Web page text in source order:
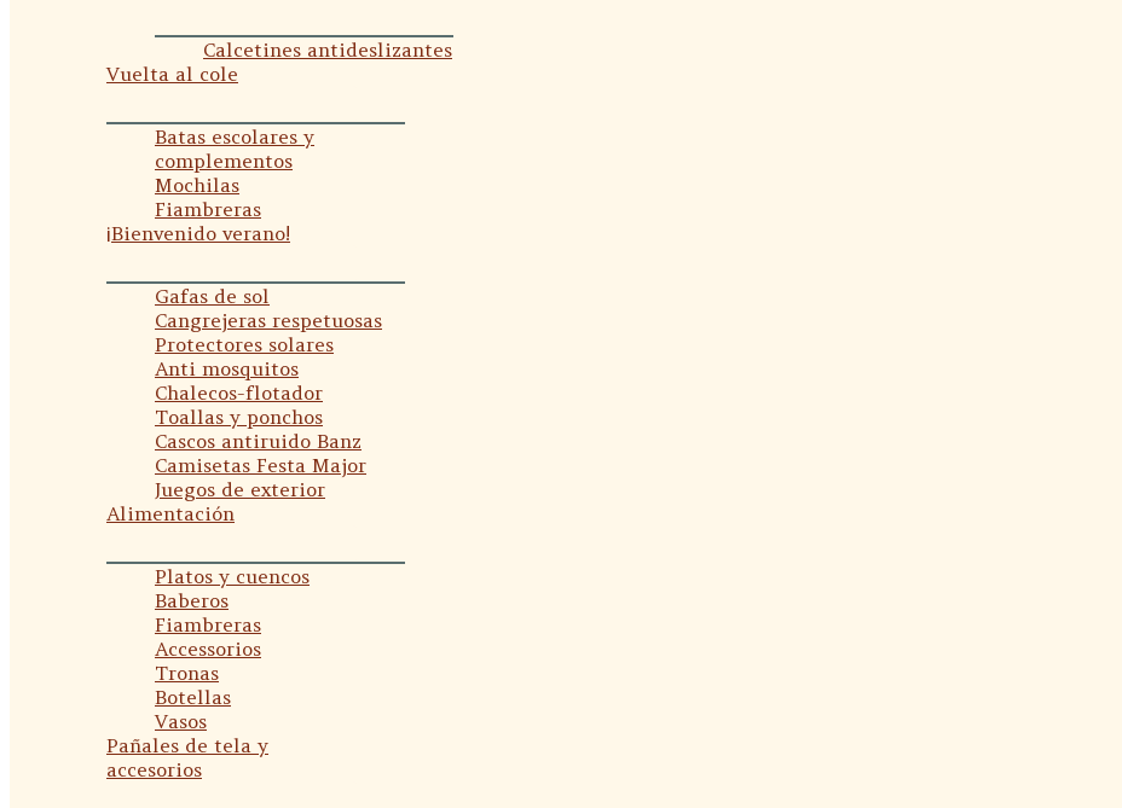
Calcetines antideslizantes
Vuelta al cole
Batas escolares y
complementos
Mochilas
Fiambreras
¡Bienvenido verano!
Gafas de sol
Cangrejeras respetuosas
Protectores solares
Anti mosquitos
Chalecos-flotador
Toallas y ponchos
Cascos antiruido Banz
Camisetas Festa Major
Juegos de exterior
Alimentación
Platos y cuencos
Baberos
Fiambreras
Accessorios
Tronas
Botellas
Vasos
Pañales de tela y
accesorios